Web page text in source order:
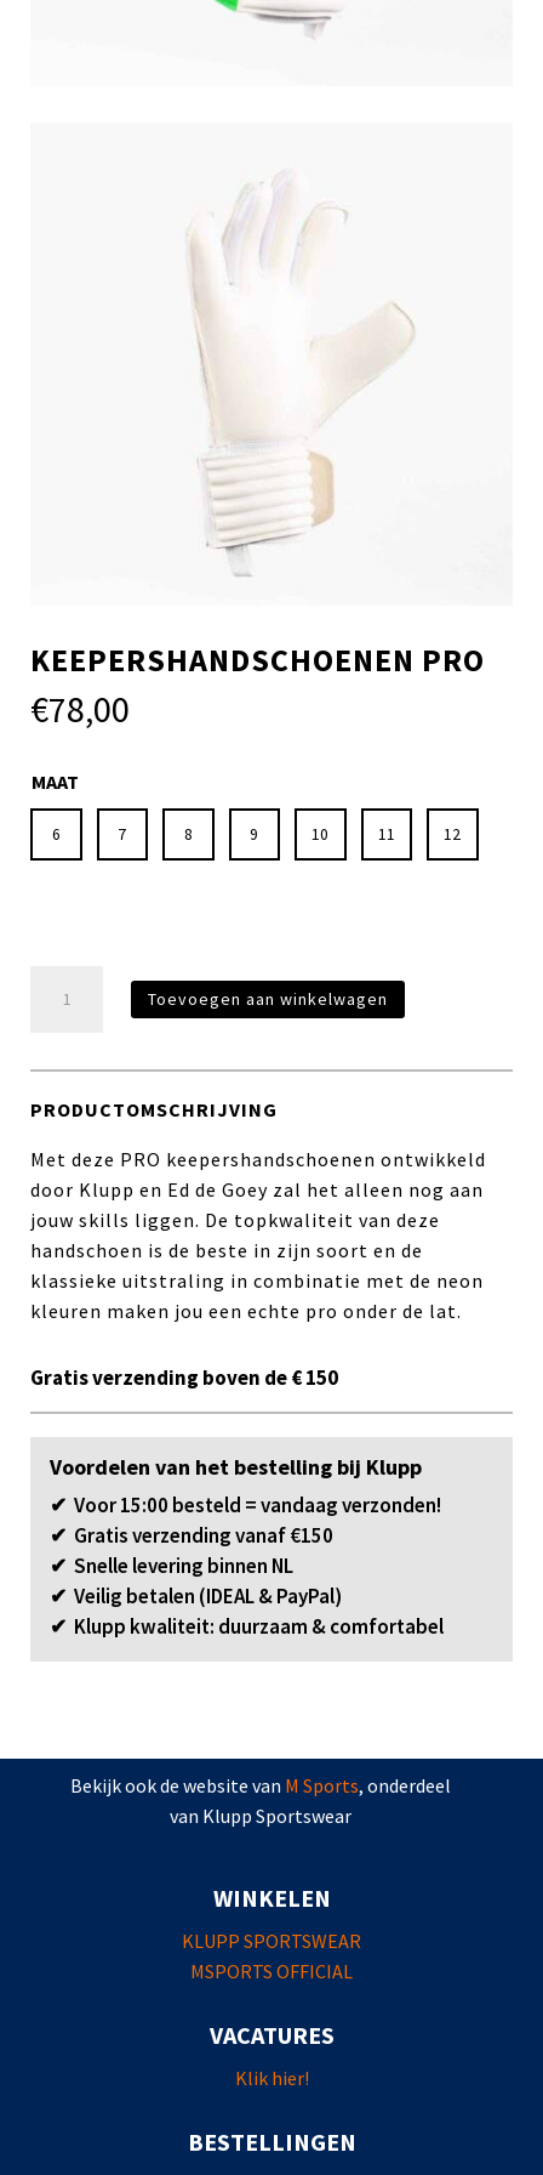
KEEPERSHANDSCHOENEN PRO
€78,00
MAAT
6 7 8 9 10 11 12
Keepershandschoenen
PRO
Toevoegen aan winkelwagen
PRODUCTOMSCHRIJVING
Met deze PRO keepershandschoenen ontwikkeld
door Klupp en Ed de Goey zal het alleen nog aan
jouw skills liggen. De topkwaliteit van deze
handschoen is de beste in zijn soort en de
klassieke uitstraling in combinatie met de neon
kleuren maken jou een echte pro onder de lat.
Gratis verzending boven de € 150
Voordelen van het bestelling bij Klupp
✔ Voor 15:00 besteld = vandaag verzonden!
✔ Gratis verzending vanaf €150
✔ Snelle levering binnen NL
✔ Veilig betalen (IDEAL & PayPal)
✔ Klupp kwaliteit: duurzaam & comfortabel
Bekijk ook de website van M Sports, onderdeel
van Klupp Sportswear
WINKELEN
KLUPP SPORTSWEAR
MSPORTS OFFICIAL
VACATURES
Klik hier!
BESTELLINGEN